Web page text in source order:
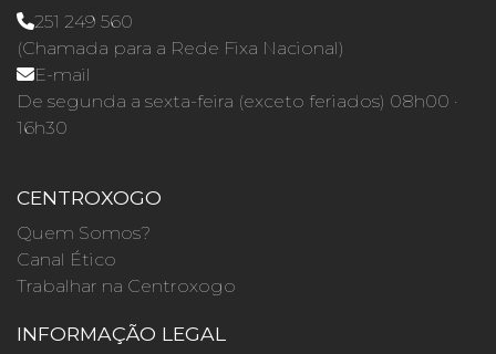
251 249 560
(Chamada para a Rede Fixa Nacional)
E-mail
De segunda a sexta-feira (exceto feriados) 08h00 ·
16h30
CENTROXOGO
Quem Somos?
Canal Ético
Trabalhar na Centroxogo
INFORMAÇÃO LEGAL